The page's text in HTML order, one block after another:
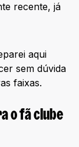
recente, já
aqui
sem dúvida
faixas.
o fã clube